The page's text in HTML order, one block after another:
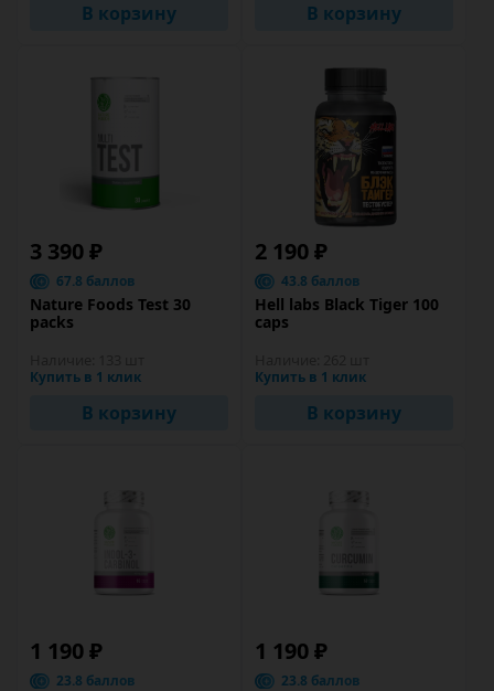
В корзину В корзину
3 390 ₽
67.8 баллов
Nature Foods Test 30
packs
Купить в 1 клик
В корзину
2 190 ₽
43.8 баллов
Hell labs Black Tiger 100
caps
Купить в 1 клик
В корзину
1 190 ₽
23.8 баллов
1 190 ₽
23.8 баллов